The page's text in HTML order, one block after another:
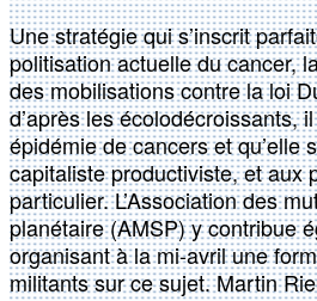
Une stratégie qui s’inscrit
politisation actuelle du cancer,
des mobilisations contre la loi
d’après les écolodécroissants,
épidémie de cancers et qu’elle
capitaliste productiviste, et aux
particulier. L’Association des
planétaire (AMSP) y contribue
organisant à la mi-avril une
militants sur ce sujet. Martin